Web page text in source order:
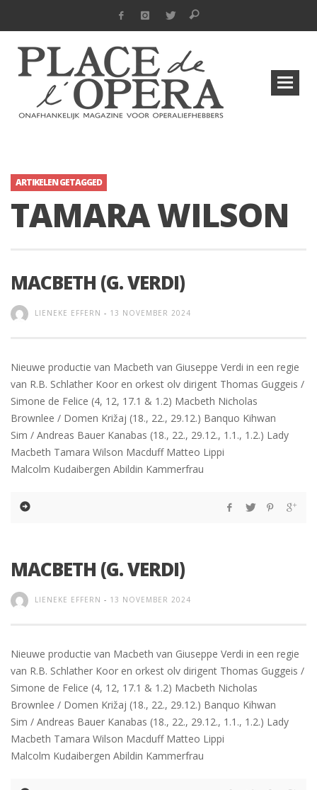
ARTIKELEN GETAGGED
TAMARA WILSON
MACBETH (G. VERDI)
LIENEKE EFFERN - 13 NOVEMBER 2024
Nieuwe productie van Macbeth van Giuseppe Verdi in een regie
van R.B. Schlather Koor en orkest olv dirigent Thomas Guggeis /
Simone de Felice (4, 12, 17.1 & 1.2) Macbeth Nicholas
Brownlee / Domen Križaj (18., 22., 29.12.) Banquo Kihwan
Sim / Andreas Bauer Kanabas (18., 22., 29.12., 1.1., 1.2.) Lady
Macbeth Tamara Wilson Macduff Matteo Lippi
Malcolm Kudaibergen Abildin Kammerfrau
MACBETH (G. VERDI)
LIENEKE EFFERN - 13 NOVEMBER 2024
Nieuwe productie van Macbeth van Giuseppe Verdi in een regie
van R.B. Schlather Koor en orkest olv dirigent Thomas Guggeis /
Simone de Felice (4, 12, 17.1 & 1.2) Macbeth Nicholas
Brownlee / Domen Križaj (18., 22., 29.12.) Banquo Kihwan
Sim / Andreas Bauer Kanabas (18., 22., 29.12., 1.1., 1.2.) Lady
Macbeth Tamara Wilson Macduff Matteo Lippi
Malcolm Kudaibergen Abildin Kammerfrau